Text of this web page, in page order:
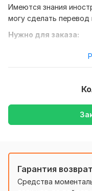
Имеются знания
могу сделать
Нужно для заказа:
также уточнение
Красота и
Гарантия
Средства